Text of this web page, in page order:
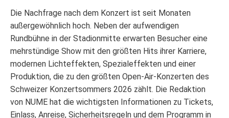
Die Nachfrage nach dem Konzert ist seit Monaten
außergewöhnlich hoch. Neben der aufwendigen
Rundbühne in der Stadionmitte erwarten Besucher eine
mehrstündige Show mit den größten Hits ihrer Karriere,
modernen Lichteffekten, Spezialeffekten und einer
Produktion, die zu den größten Open-Air-Konzerten des
Schweizer Konzertsommers 2026 zählt. Die Redaktion
von NUME hat die wichtigsten Informationen zu Tickets,
Einlass, Anreise, Sicherheitsregeln und dem Programm in